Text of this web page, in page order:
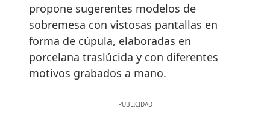
propone sugerentes modelos de
sobremesa con vistosas pantallas en
forma de cúpula, elaboradas en
porcelana traslúcida y con diferentes
motivos grabados a mano.